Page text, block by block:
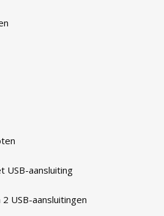
USB-aansluiting
USB-aansluitingen